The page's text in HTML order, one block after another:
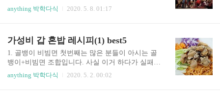
니다. 갈등, 사랑, 번뇌 등의 여러 감정이 나타나는 것을 볼 수 있..
적인 정의는 '음악을 중심으로 한 종합무대예술'입
니다. 사실 오페라의 기원을 살펴보자면, 중세 교회
미사말씀에 도움을 주고자 하는 시도에서 비롯되
었습니다. 하지만, 이 성례극이 선풍적인 인기를 얻
게되고, 음악의 세속화와 함께 르네상스 시기 드디
어 다프네라는 그리스 신화의 내용을 바탕으로 오
페라가 시작됩니다. 이 오페라의 구성에서 첫번째
anything 박학다식 2020. 5. 8. 01:17
가성비 갑 혼밥 레시피(1) best5
1. 골뱅이 비빔면 첫번째는 많은 분들이 아시는 골
뱅이+비빔면 조합입니다. 사실 이거 하다가 실패하
시는 분들이 많은데 골뱅이가 통조림안에 약간 절
여진??상태로 있기때문에 통조림에서 골뱅이를 꺼
anything 박학다식 2020. 5. 2. 00:02